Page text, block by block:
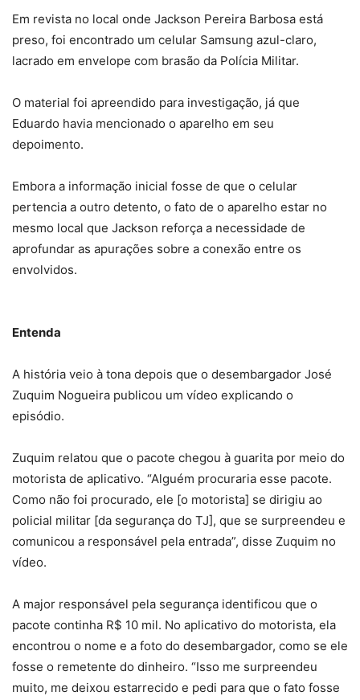
Em revista no local onde Jackson Pereira Barbosa está
preso, foi encontrado um celular Samsung azul-claro,
lacrado em envelope com brasão da Polícia Militar.
O material foi apreendido para investigação, já que
Eduardo havia mencionado o aparelho em seu
depoimento.
Embora a informação inicial fosse de que o celular
pertencia a outro detento, o fato de o aparelho estar no
mesmo local que Jackson reforça a necessidade de
aprofundar as apurações sobre a conexão entre os
envolvidos.
Entenda
A história veio à tona depois que o desembargador José
Zuquim Nogueira publicou um vídeo explicando o
episódio.
Zuquim relatou que o pacote chegou à guarita por meio do
motorista de aplicativo. “Alguém procuraria esse pacote.
Como não foi procurado, ele [o motorista] se dirigiu ao
policial militar [da segurança do TJ], que se surpreendeu e
comunicou a responsável pela entrada”, disse Zuquim no
vídeo.
A major responsável pela segurança identificou que o
pacote continha R$ 10 mil. No aplicativo do motorista, ela
encontrou o nome e a foto do desembargador, como se ele
fosse o remetente do dinheiro. “Isso me surpreendeu
muito, me deixou estarrecido e pedi para que o fato fosse